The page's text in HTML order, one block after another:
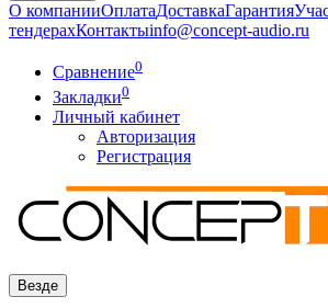
О компанииОплатаДоставкаГарантия
тендерахКонтактыinfo@concept-audio.ru
Сравнение0
Закладки0
Личный кабинет
Авторизация
Регистрация
Везде